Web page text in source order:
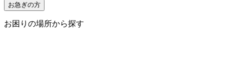
お急ぎの方
お困りの場所から探す